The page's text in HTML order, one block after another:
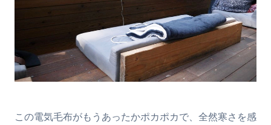
この電気毛布がもうあったかポカポカで、全然寒さを感